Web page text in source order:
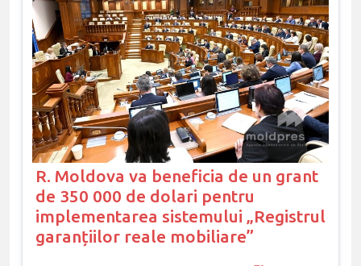
R. Moldova va beneficia de un grant
de 350 000 de dolari pentru
implementarea sistemului „Registrul
garanțiilor reale mobiliare”